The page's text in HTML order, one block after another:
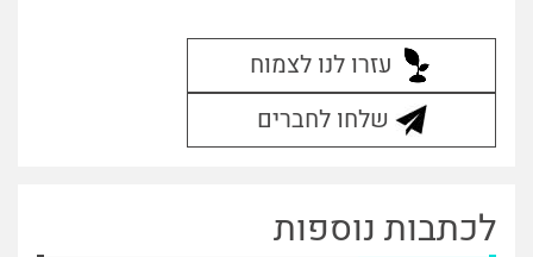
עזרו לנו לצמוח
שלחו לחברים
לכתבות נוספות